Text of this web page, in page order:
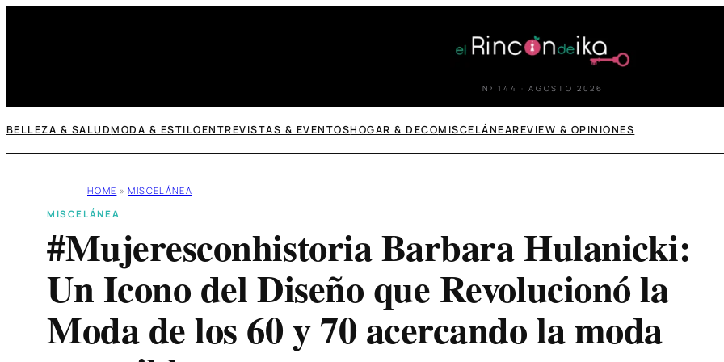
Nº 144 · AGOSTO 2026
BELLEZA & SALUDMODA & ESTILOENTREVISTAS & EVENTOSHOGAR & DECOMISCELÁNEAREVIEW & OPINIONES
HOME » MISCELÁNEA
MISCELÁNEA
#Mujeresconhistoria Barbara Hulanicki:
Un Icono del Diseño que Revolucionó la
Moda de los 60 y 70 acercando la moda